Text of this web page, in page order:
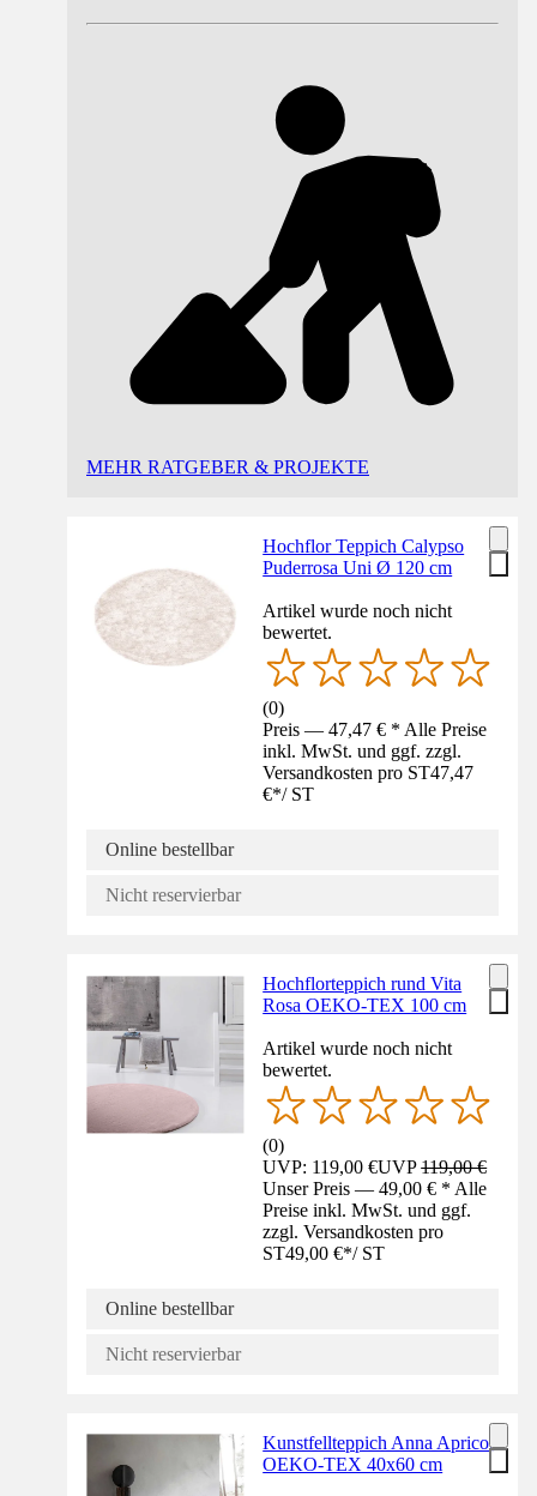
MEHR RATGEBER & PROJEKTE
Hochflor Teppich Calypso
Puderrosa Uni Ø 120 cm
Artikel wurde noch nicht
bewertet.
(0)
Preis — 47,47 € * Alle Preise
inkl. MwSt. und ggf. zzgl.
Versandkosten pro ST47,47
€*/ ST
Online bestellbar
Nicht reservierbar
Hochflorteppich rund Vita
Rosa OEKO-TEX 100 cm
Artikel wurde noch nicht
bewertet.
(0)
UVP: 119,00 €UVP119,00 €
Unser Preis — 49,00 € * Alle
Preise inkl. MwSt. und ggf.
zzgl. Versandkosten pro
ST49,00 €*/ ST
Online bestellbar
Nicht reservierbar
Kunstfellteppich Anna Apricot
OEKO-TEX 40x60 cm